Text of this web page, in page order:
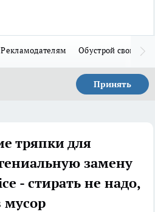
Рекламодателям Обустрой свой дом
Принять
тряпки для
замену
- стирать не надо,
мусор